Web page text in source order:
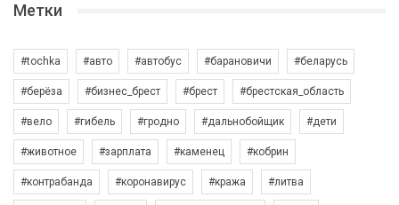
Метки
#tochka #авто #автобус #барановичи #беларусь
#берёза #бизнес_брест #брест #брестская_область
#вело #гибель #гродно #дальнобойщик #дети
#животное #зарплата #каменец #кобрин
#контрабанда #коронавирус #кража #литва